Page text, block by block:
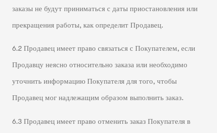
заказы не будут приниматься с даты приостановления или
прекращения работы, как определит Продавец.
6.2 Продавец имеет право связаться с Покупателем, если
Продавцу неясно относительно заказа или необходимо
уточнить информацию Покупателя для того, чтобы
Продавец мог надлежащим образом выполнить заказ.
6.3 Продавец имеет право отменить заказ Покупателя в